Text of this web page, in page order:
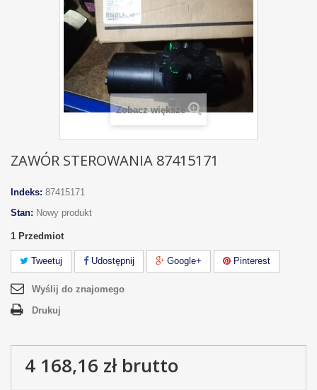
Zobacz większe
ZAWÓR STEROWANIA 87415171
Indeks: 87415171
Stan: Nowy produkt
1 Przedmiot
Tweetuj Udostępnij Google+ Pinterest
Wyślij do znajomego
Drukuj
4 168,16 złbrutto